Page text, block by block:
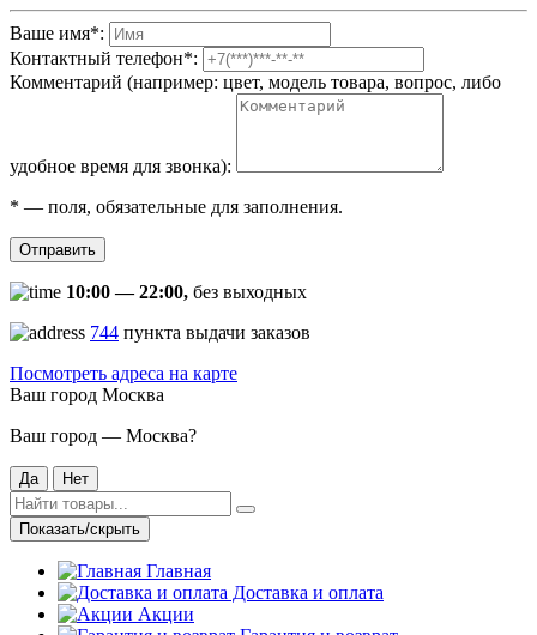
Ваше имя*:
Контактный телефон*:
Комментарий (например: цвет, модель товара, вопрос, либо
удобное время для звонка):
* — поля, обязательные для заполнения.
Отправить
10:00 — 22:00, без выходных
744 пункта выдачи заказов
Посмотреть адреса на карте
Ваш город Москва
Ваш город — Москва?
Да Нет
Показать/скрыть
Главная
Доставка и оплата
Акции